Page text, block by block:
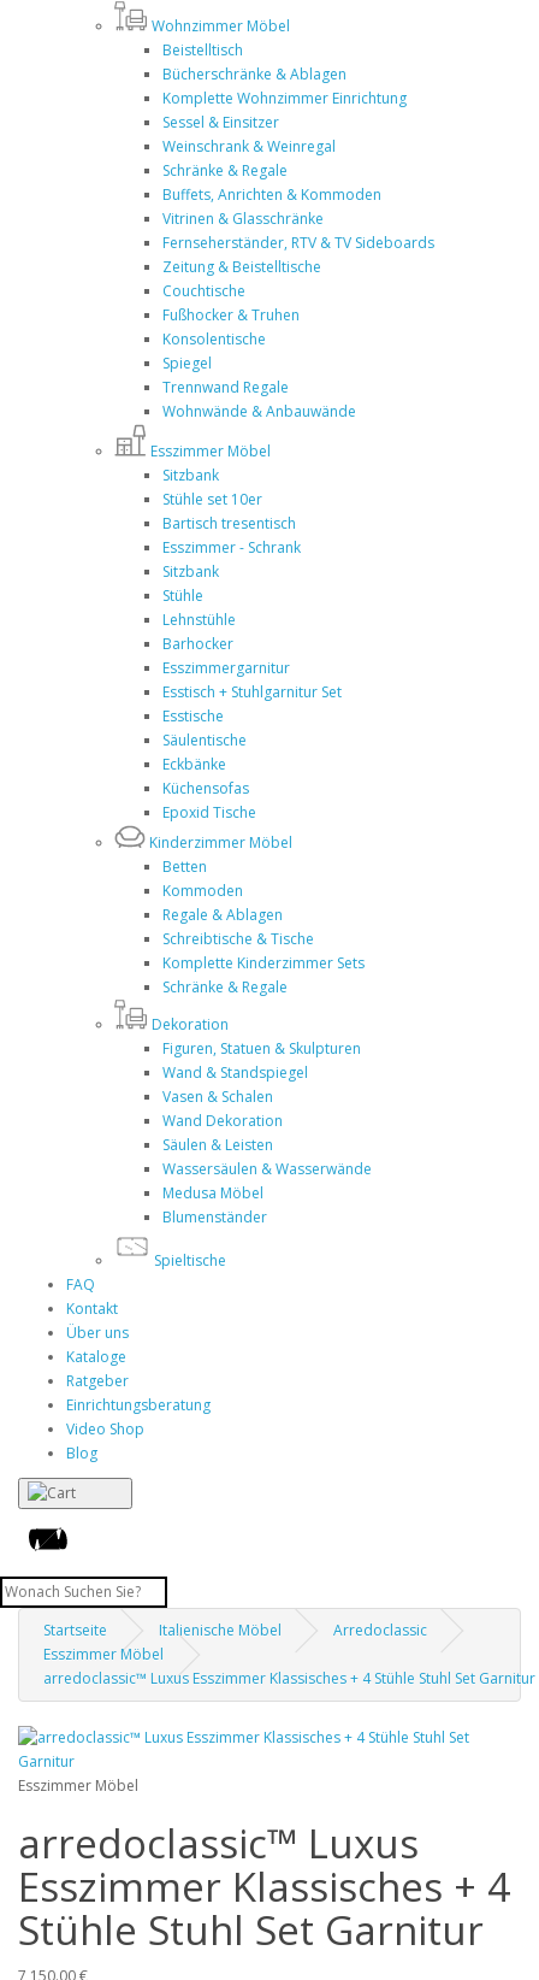
Wohnzimmer Möbel
Beistelltisch
Bücherschränke & Ablagen
Komplette Wohnzimmer Einrichtung
Sessel & Einsitzer
Weinschrank & Weinregal
Schränke & Regale
Buffets, Anrichten & Kommoden
Vitrinen & Glasschränke
Fernseherständer, RTV & TV Sideboards
Zeitung & Beistelltische
Couchtische
Fußhocker & Truhen
Konsolentische
Spiegel
Trennwand Regale
Wohnwände & Anbauwände
Esszimmer Möbel
Sitzbank
Stühle set 10er
Bartisch tresentisch
Esszimmer - Schrank
Sitzbank
Stühle
Lehnstühle
Barhocker
Esszimmergarnitur
Esstisch + Stuhlgarnitur Set
Esstische
Säulentische
Eckbänke
Küchensofas
Epoxid Tische
Kinderzimmer Möbel
Betten
Kommoden
Regale & Ablagen
Schreibtische & Tische
Komplette Kinderzimmer Sets
Schränke & Regale
Dekoration
Figuren, Statuen & Skulpturen
Wand & Standspiegel
Vasen & Schalen
Wand Dekoration
Säulen & Leisten
Wassersäulen & Wasserwände
Medusa Möbel
Blumenständer
Spieltische
FAQ
Kontakt
Über uns
Kataloge
Ratgeber
Einrichtungsberatung
Video Shop
Blog
Startseite Italienische Möbel
Arredoclassic
Esszimmer Möbel
arredoclassic™ Luxus Esszimmer Klassisches + 4 Stühle Stuhl Set Garnitur
Esszimmer Möbel
arredoclassic™ Luxus
Esszimmer Klassisches + 4
Stühle Stuhl Set Garnitur